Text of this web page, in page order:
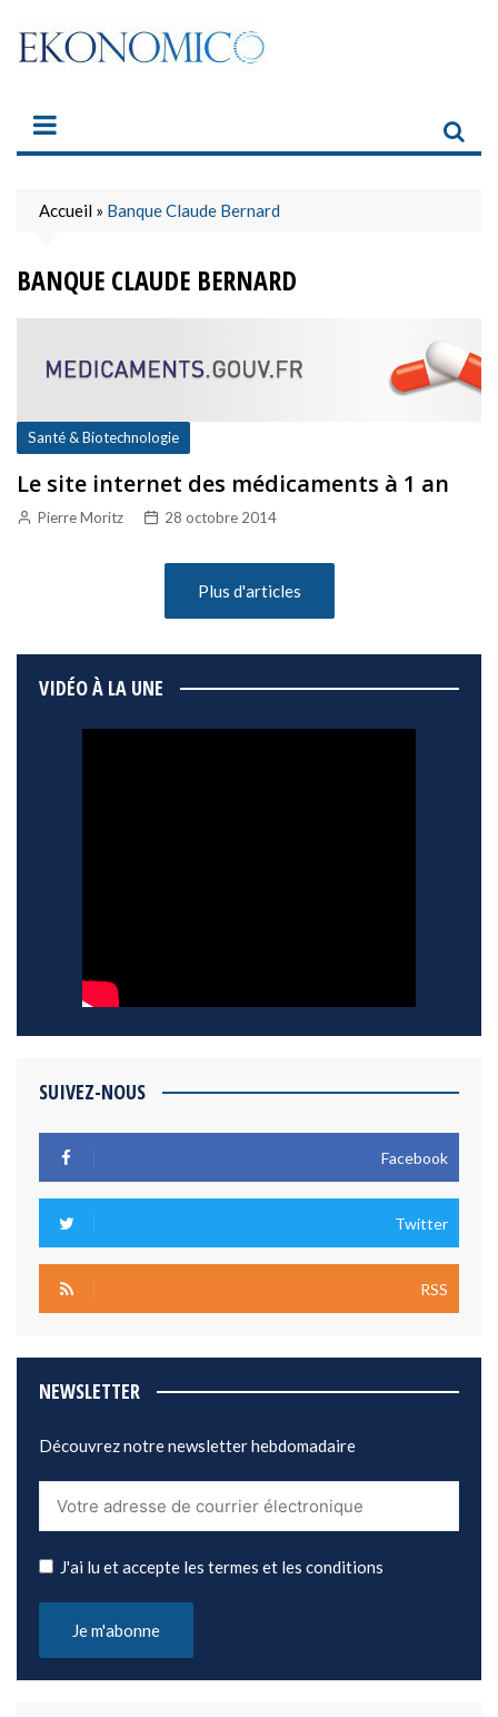
content
Accueil » Banque Claude Bernard
BANQUE CLAUDE BERNARD
Santé & Biotechnologie
Le site internet des médicaments à 1 an
Pierre Moritz 28 octobre 2014
Plus d'articles
VIDÉO À LA UNE
SUIVEZ-NOUS
Facebook
Twitter
RSS
NEWSLETTER
Découvrez notre newsletter hebdomadaire
J'ai lu et accepte les termes et les conditions